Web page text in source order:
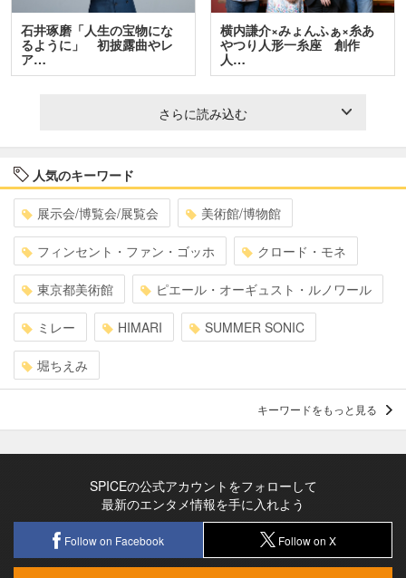
石井琢磨「人生の宝物にな
るように」 初披露曲やレ
ア…
横内謙介×みょんふぁ×糸あ
やつり人形一糸座 創作
人…
さらに読み込む
人気のキーワード
展示会/博覧会/展覧会 美術館/博物館
フィンセント・ファン・ゴッホ クロード・モネ
東京都美術館 ピエール・オーギュスト・ルノワール
ミレー HIMARI SUMMER SONIC
堀ちえみ
キーワードをもっと見る
SPICEの公式アカウントをフォローして
最新のエンタメ情報を手に入れよう
Follow on Facebook Follow on X